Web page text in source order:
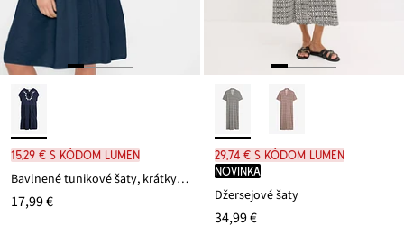
15,29 € s kódom LUMEN
Bavlnené tunikové šaty, krátky rukáv
17,99 €
29,74 € s kódom LUMEN
novinka
Džersejové šaty
34,99 €